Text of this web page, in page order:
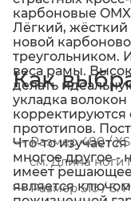
карбоновые
Лёгкий, жёсткий и
новой
треугольником. Идеальный баланс жёсткости и
веса рамы.
делать
укладка волокон настраиваются и
прототипов.
Что-то
многое другое -
имеет
является
Как
Размер 480 /
см. Длина ноги
Размер 510 / S.